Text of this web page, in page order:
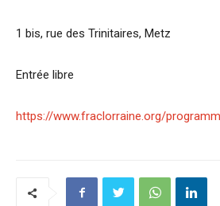
1 bis, rue des Trinitaires, Metz
Entrée libre
https://www.fraclorraine.org/